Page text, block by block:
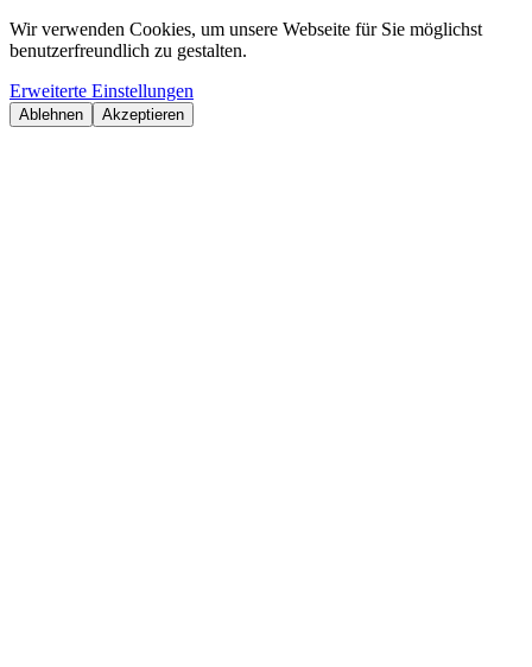
Wir verwenden Cookies, um unsere Webseite für Sie möglichst
benutzerfreundlich zu gestalten.
Erweiterte Einstellungen
Ablehnen Akzeptieren